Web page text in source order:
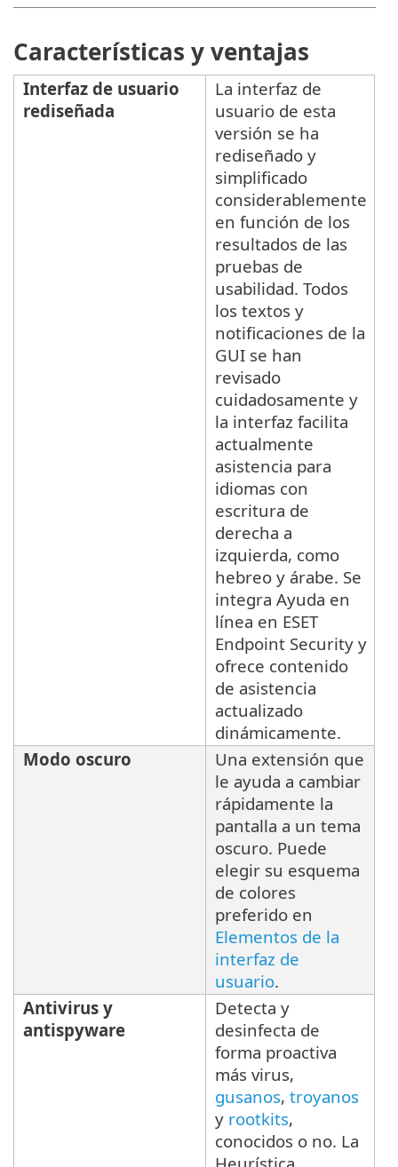
Características y ventajas
Interfaz de usuario
rediseñada
La interfaz de
usuario de esta
versión se ha
rediseñado y
simplificado
considerablemente
en función de los
resultados de las
pruebas de
usabilidad. Todos
los textos y
notificaciones de la
GUI se han
revisado
cuidadosamente y
la interfaz facilita
actualmente
asistencia para
idiomas con
escritura de
derecha a
izquierda, como
hebreo y árabe. Se
integra Ayuda en
línea en ESET
Endpoint Security y
ofrece contenido
de asistencia
actualizado
dinámicamente.
Modo oscuro
Una extensión que
le ayuda a cambiar
rápidamente la
pantalla a un tema
oscuro. Puede
elegir su esquema
de colores
preferido en
Elementos de la
interfaz de
usuario.
Antivirus y
antispyware
Detecta y
desinfecta de
forma proactiva
más virus,
gusanos, troyanos
y rootkits,
conocidos o no. La